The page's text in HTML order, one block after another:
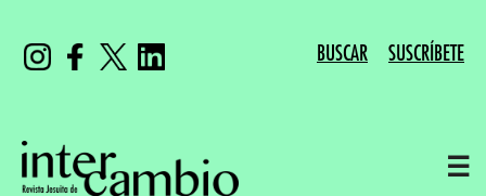
BUSCAR SUSCRÍBETE
☰